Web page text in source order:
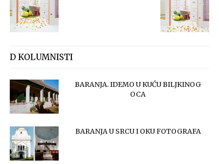
D KOLUMNISTI
BARANJA. IDEMO U KUĆU BILJKINOG
OCA
BARANJA U SRCU I OKU FOTOGRAFA